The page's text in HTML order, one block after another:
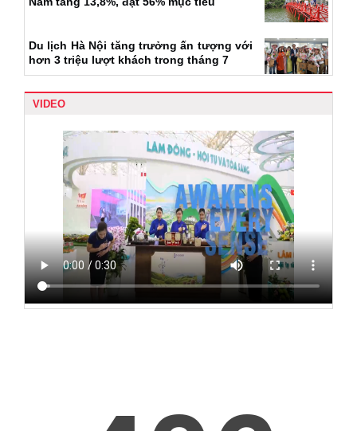
Du lịch Hà Nội tăng trưởng ấn tượng với
hơn 3 triệu lượt khách trong tháng 7
VIDEO